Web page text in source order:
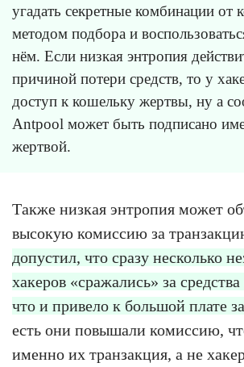
угадать секретные комбинации от
методом подбора и
нём. Если низкая энтропия
причиной потери средств, то у
доступ к кошельку жертвы, ну а
Antpool может быть подписано
жертвой.
Также низкая энтропия может
высокую комиссию за
допустил, что сразу несколько
хакеров «сражались» за
что и привело к большой плате
есть они повышали комиссию,
именно их транзакция, а не